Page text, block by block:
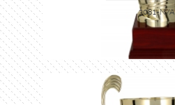
3081-N/A